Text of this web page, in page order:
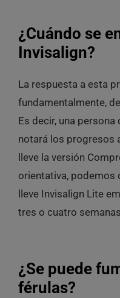
¿Cuándo se
Invisalign?
La respuesta a esta
fundamentalmente,
Es decir, una
notará los progresos
lleve la versión
orientativa, podemos
lleve Invisalign Lite
tres o cuatro
¿Se puede
férulas?